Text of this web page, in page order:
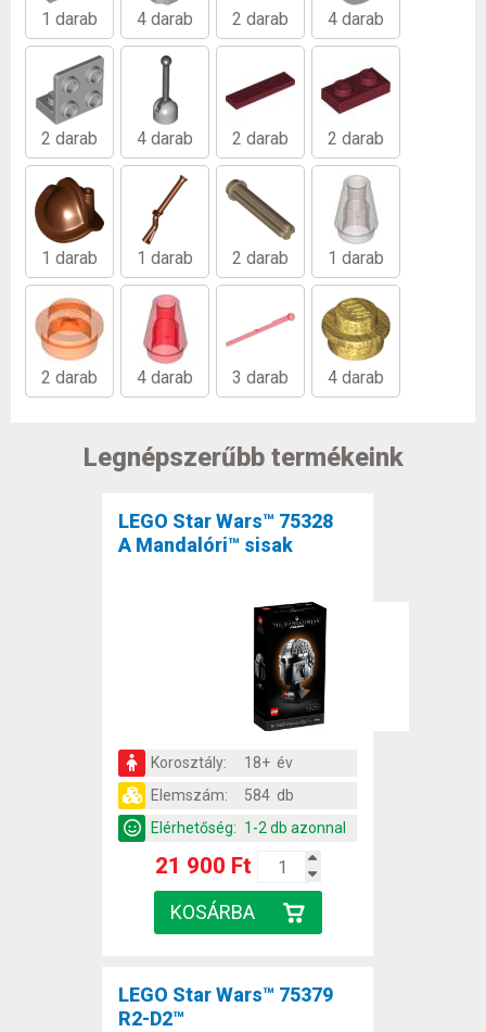
1 darab 4 darab 2 darab 4 darab
2 darab 4 darab 2 darab 2 darab
1 darab 1 darab 2 darab 1 darab
2 darab 4 darab 3 darab 4 darab
Legnépszerűbb termékeink
LEGO Star Wars™ 75328
A Mandalóri™ sisak
Korosztály:
18+ év
Elemszám:
584 db
Elérhetőség: 1-2 db azonnal
21 900 Ft
LEGO Star Wars™ 75379
R2-D2™